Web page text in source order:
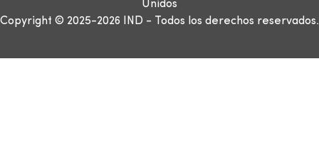
Unidos
Copyright © 2025-2026 IND - Todos los derechos reservados.